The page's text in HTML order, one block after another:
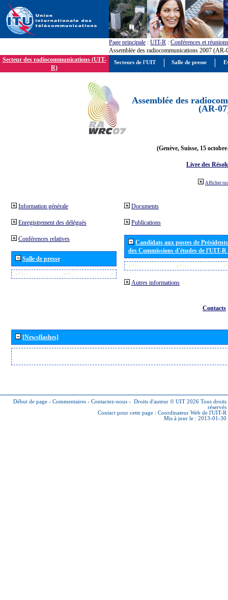
Page principale : UIT-R : Conférences et réunions
Assemblée des radiocommunications 2007 (AR-
Secteur des radiocommunications (UIT-
R)
Assemblée des
(AR-
(Genève, Suisse, 15
Livre des
Afficher
Information générale
Enregistrement des délégués
Conférences relatives
Salle de presse
Documents
Publications
Candidats aux postes de
des Commissions d'études de l'UIT-
Autres informations
Contacts
[Newsflashes]
Début de page - Commentaires - Contactez-nous - Droits d'auteur © UIT 2026 Tous droits
réservés
Contact pour cette page : Coordinateur Web de l'UIT-R
Mis à jour le : 2013-01-30
Secteurs de l'UIT Salle de presse